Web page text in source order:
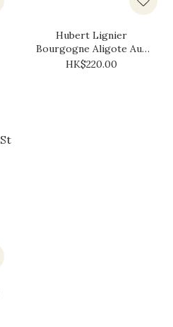
Hubert Lignier
Bourgogne Aligote Aux
Poirelots 2020
HK$220.00